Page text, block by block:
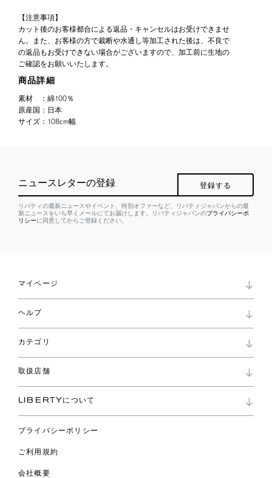
【注意事項】
カット後のお客様都合による返品・キャンセルはお受けできませ
ん。また、お客様の方で裁断や水通し等加工された後は、不良で
の返品もお受けできない場合がございますので、加工前に生地の
ご確認をお願いいたします。
商品詳細
素材 ： 綿100％
原産国 ： 日本
サイズ ： 108cm幅
ニュースレターの登録 登録する
リバティの最新ニュースやイベント、特別オファーなど、リバティジャパンからの最
新ニュースをいち早くメールにてお届けします。リバティジャパンのプライバシーポ
リシーに同意してからご登録ください。
マイページ
ロイヤリティプログラム
パスワード再設定
ショッピングバッグ
ヘルプ
お問い合わせ
よくあるご質問
ご利用ガイド
カテゴリ
コレクション
ファブリックス
バッグ
ウェア
ライフスタイル
スペシャル
取扱店舗
リバティ・ファブリックス
LIBERTYについて
プライバシーポリシー
ご利用規約
会社概要